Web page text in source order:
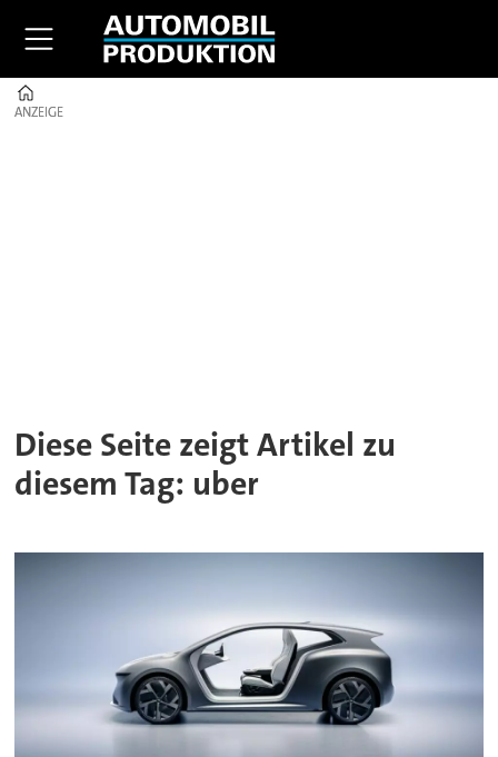
ANZEIGE
ANZEIGE
Diese Seite zeigt Artikel zu
diesem Tag: uber